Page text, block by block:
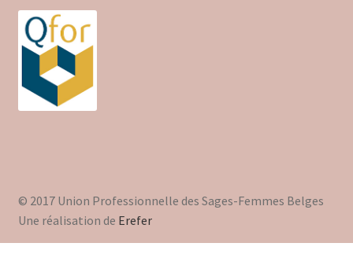
© 2017 Union Professionnelle des Sages-Femmes Belges
Une réalisation de Erefer